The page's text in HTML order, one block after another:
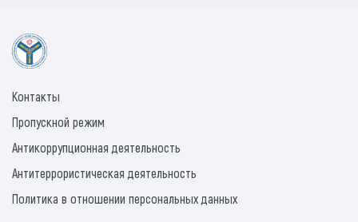
Контакты
Пропускной режим
Антикоррупционная деятельность
Антитеррористическая деятельность
Политика в отношении персональных данных